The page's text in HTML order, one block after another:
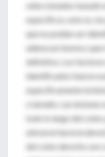
seleccionados basado
específicos, esto es,
que no podían ser
adenocarcinoma y
definitivo. Los
identificados fueron
específicamente la
y tamaño. Las
todo lo largo del
ubicaron hacia la
del colon derecho son